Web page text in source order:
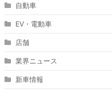
自動車
EV・電動車
店舗
業界ニュース
新車情報